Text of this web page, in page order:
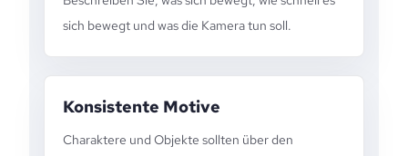
sich bewegt und was die Kamera tun soll.
Konsistente Motive
Charaktere und Objekte sollten über den